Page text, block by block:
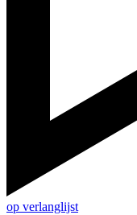
op verlanglijst